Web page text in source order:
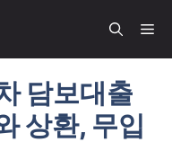
메
담보대출
상환, 무입